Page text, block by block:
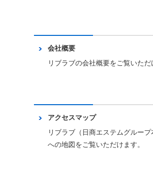
会社概要
リブラブの会社概要をご覧いただ
アクセスマップ
リブラブ（日商エステムグループ
への地図をご覧いただけます。